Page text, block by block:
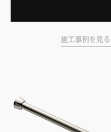
施工事例を見る